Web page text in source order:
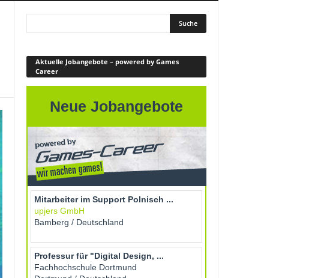
Aktuelle Jobangebote – powered by Games
Career